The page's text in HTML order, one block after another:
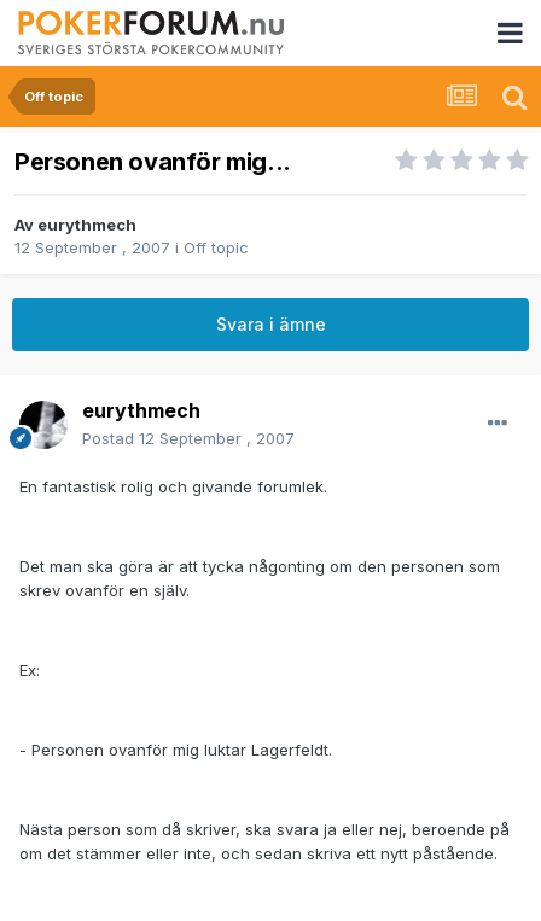
Off topic
Personen ovanför mig...
Av eurythmech
12 September , 2007 i Off topic
Svara i ämne
eurythmech
Postad 12 September , 2007
En fantastisk rolig och givande forumlek.
Det man ska göra är att tycka någonting om den personen som
skrev ovanför en själv.
Ex:
- Personen ovanför mig luktar Lagerfeldt.
Nästa person som då skriver, ska svara ja eller nej, beroende på
om det stämmer eller inte, och sedan skriva ett nytt påstående.